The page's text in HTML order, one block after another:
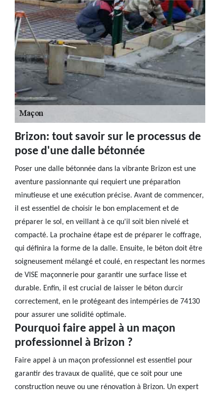
Brizon: tout savoir sur le processus de
pose d'une dalle bétonnée
Poser une dalle bétonnée dans la vibrante Brizon est une
aventure passionnante qui requiert une préparation
minutieuse et une exécution précise. Avant de commencer,
il est essentiel de choisir le bon emplacement et de
préparer le sol, en veillant à ce qu'il soit bien nivelé et
compacté. La prochaine étape est de préparer le coffrage,
qui définira la forme de la dalle. Ensuite, le béton doit être
soigneusement mélangé et coulé, en respectant les normes
de VISE maçonnerie pour garantir une surface lisse et
durable. Enfin, il est crucial de laisser le béton durcir
correctement, en le protégeant des intempéries de 74130
pour assurer une solidité optimale.
Pourquoi faire appel à un maçon
professionnel à Brizon ?
Faire appel à un maçon professionnel est essentiel pour
garantir des travaux de qualité, que ce soit pour une
construction neuve ou une rénovation à Brizon. Un expert